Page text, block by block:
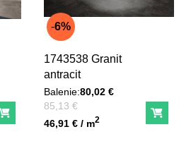
Do košíka
1743538 Granit
antracit
Balenie:80,02 €
Pred zľavou:
85,13 €
Unit price
46,91 € / m2 Do
6%